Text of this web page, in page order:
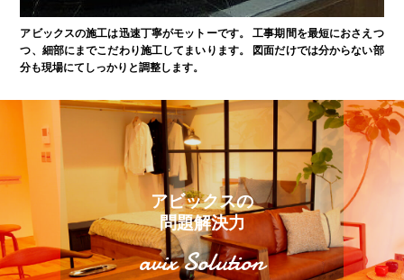
アビックスの施工は迅速丁寧がモットーです。
工事期間を最短におさえつ
つ、細部にまでこだわり施工してまいります。
図面だけでは分からない部
分も現場にてしっかりと調整します。
アビックスの
問題解決力
avix Solution